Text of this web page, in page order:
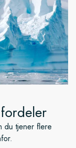
du tjener flere